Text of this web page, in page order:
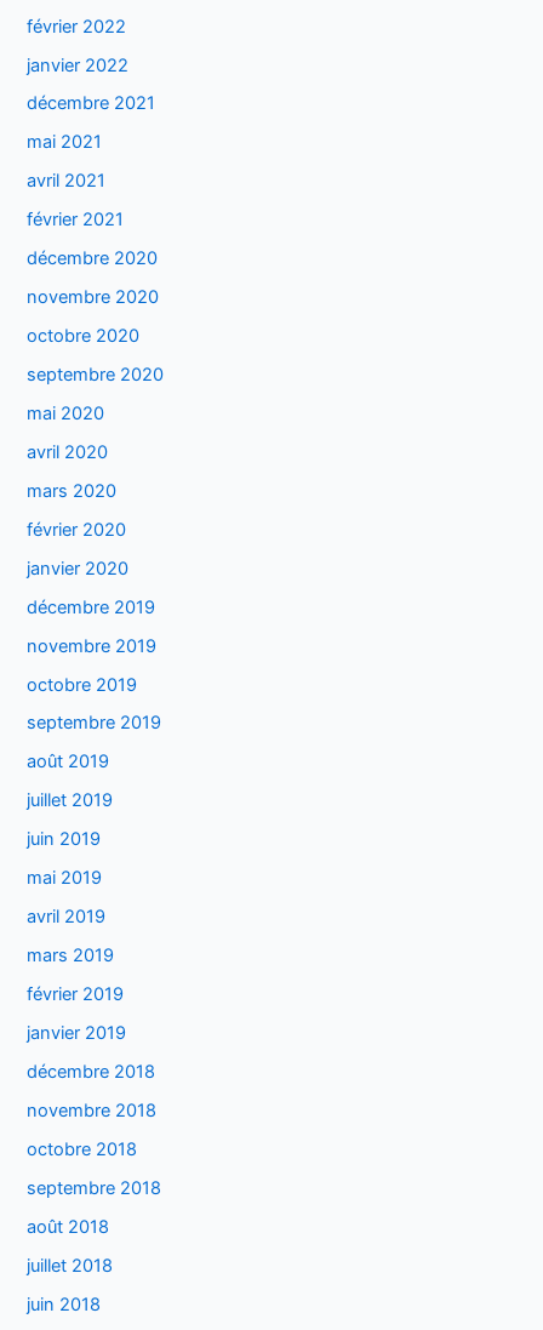
février 2022
janvier 2022
décembre 2021
mai 2021
avril 2021
février 2021
décembre 2020
novembre 2020
octobre 2020
septembre 2020
mai 2020
avril 2020
mars 2020
février 2020
janvier 2020
décembre 2019
novembre 2019
octobre 2019
septembre 2019
août 2019
juillet 2019
juin 2019
mai 2019
avril 2019
mars 2019
février 2019
janvier 2019
décembre 2018
novembre 2018
octobre 2018
septembre 2018
août 2018
juillet 2018
juin 2018